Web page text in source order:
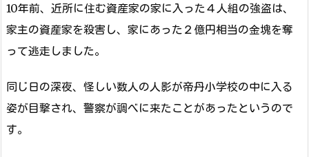
10年前、近所に住む資産家の家に入った４人組の強盗は、
家主の資産家を殺害し、家にあった２億円相当の金塊を奪
って逃走しました。
同じ日の深夜、怪しい数人の人影が帝丹小学校の中に入る
姿が目撃され、警察が調べに来たことがあったというので
す。